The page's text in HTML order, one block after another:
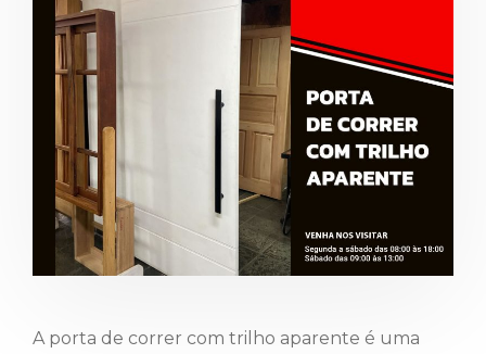
A porta de correr com trilho aparente é uma